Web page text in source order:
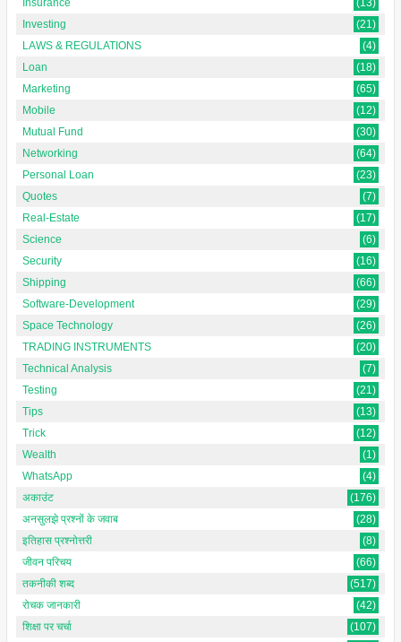
Investing
(21)
LAWS & REGULATIONS
(4)
Loan
(18)
Marketing
(65)
Mobile
(12)
Mutual Fund
(30)
Networking
(64)
Personal Loan
(23)
Quotes
(7)
Real-Estate
(17)
Science
(6)
Security
(16)
Shipping
(66)
Software-Development
(29)
Space Technology
(26)
TRADING INSTRUMENTS
(20)
Technical Analysis
(7)
Testing
(21)
Tips
(13)
Trick
(12)
Wealth
(1)
WhatsApp
(4)
अकाउंट
(176)
अनसुलझे प्रश्नों के जवाब
(28)
इतिहास प्रश्नोत्तरी
(8)
जीवन परिचय
(66)
तकनीकी शब्द
(517)
रोचक जानकारी
(42)
शिक्षा पर चर्चा
(107)